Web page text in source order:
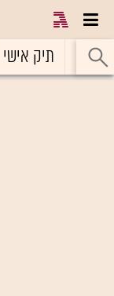
ראשי תיק אישי